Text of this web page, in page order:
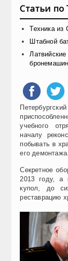
Статьи по
Техника
Штабной
учебного
началу
побывать в
его демонтажа.
Секретное
2013 году, а
купол, до
реставрацию